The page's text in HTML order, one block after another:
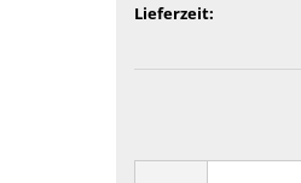
Lieferzeit: